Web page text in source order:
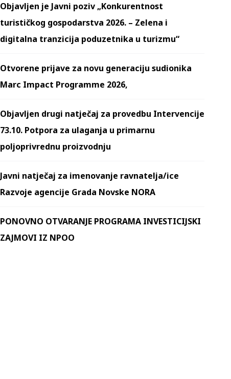
Objavljen je Javni poziv „Konkurentnost
turističkog gospodarstva 2026. – Zelena i
digitalna tranzicija poduzetnika u turizmu“
Otvorene prijave za novu generaciju sudionika
Marc Impact Programme 2026,
Objavljen drugi natječaj za provedbu Intervencije
73.10. Potpora za ulaganja u primarnu
poljoprivrednu proizvodnju
Javni natječaj za imenovanje ravnatelja/ice
Razvoje agencije Grada Novske NORA
PONOVNO OTVARANJE PROGRAMA INVESTICIJSKI
ZAJMOVI IZ NPOO